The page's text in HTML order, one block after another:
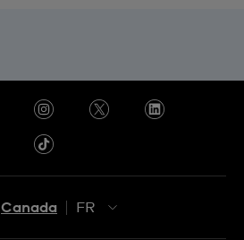
Canada
FR